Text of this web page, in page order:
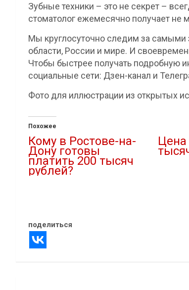
Зубные техники – это не секрет –
стоматолог ежемесячно получает не
Мы круглосуточно следим за
области, России и мире. И
Чтобы быстрее получать подробную
социальные сети: Дзен-канал и
Фото для иллюстрации из открытых
Похожее
Кому в Ростове-на-
Дону готовы
платить 200 тысяч
рублей?
Цена
поделиться